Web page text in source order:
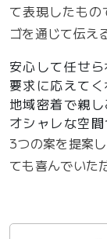
て表現したも
ゴを通じて伝え
安心して任せ
要求に応えて
地域密着で親
オシャレな空
3つの案を提案
ても喜んでいた